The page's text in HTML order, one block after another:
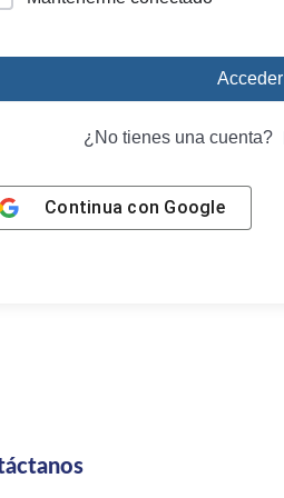
Acceder
¿No tienes una cuenta?
Continua con Google